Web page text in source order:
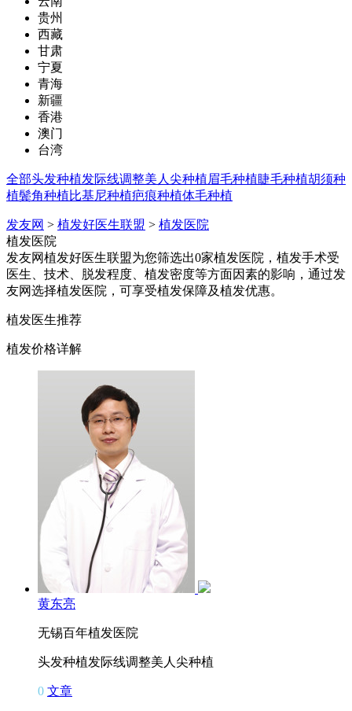
贵州
西藏
甘肃
宁夏
青海
新疆
香港
澳门
台湾
全部头发种植发际线调整美人尖种植眉毛种植睫毛种植胡须种
植鬓角种植比基尼种植疤痕种植体毛种植
发友网 > 植发好医生联盟 > 植发医院
植发医院
发友网植发好医生联盟为您筛选出0家植发医院，植发手术受
医生、技术、脱发程度、植发密度等方面因素的影响，通过发
友网选择植发医院，可享受植发保障及植发优惠。
植发医生推荐
植发价格详解
黄东亮
无锡百年植发医院
头发种植发际线调整美人尖种植
0 文章